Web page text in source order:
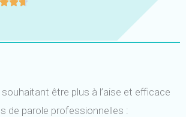
être plus à l’aise et efficace
de parole professionnelles :